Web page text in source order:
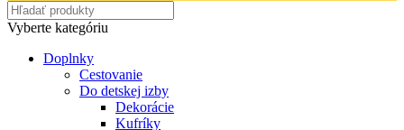
Vyberte kategóriu
Doplnky
Cestovanie
Do detskej izby
Dekorácie
Kufríky